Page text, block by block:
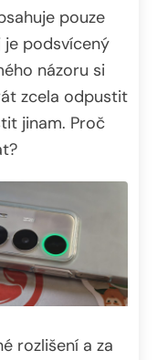
pouze
je podsvícený
názoru si
zcela odpustit
jinam. Proč
rozlišení a za